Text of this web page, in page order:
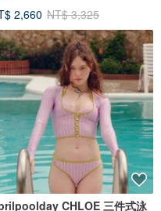
2,660 NT$ 3,325
CHLOE 三件式泳